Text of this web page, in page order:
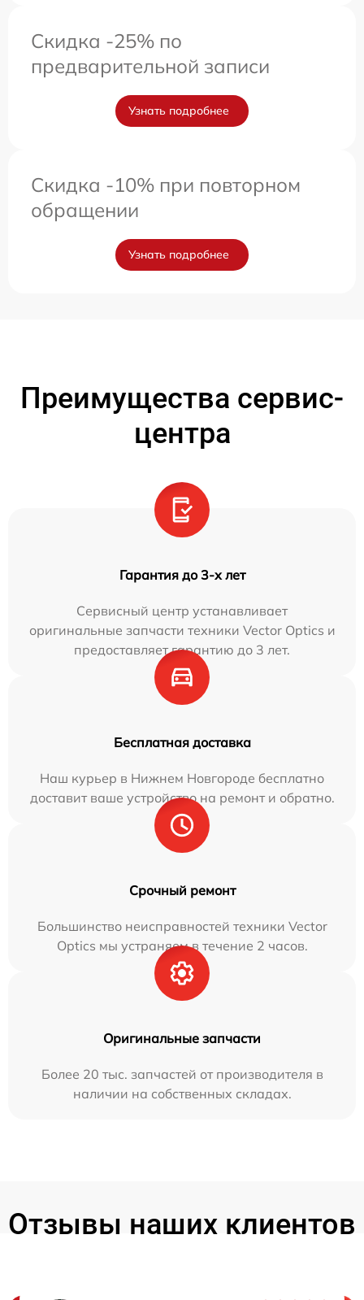
Скидка -25% по
предварительной записи
Узнать подробнее
Скидка -10% при повторном
обращении
Узнать подробнее
Преимущества сервис-
центра
Гарантия до 3-х лет
Сервисный центр устанавливает
оригинальные запчасти техники Vector Optics и
предоставляет гарантию до 3 лет.
Бесплатная доставка
Наш курьер в Нижнем Новгороде бесплатно
доставит ваше устройство на ремонт и обратно.
Срочный ремонт
Большинство неисправностей техники Vector
Optics мы устраняем в течение 2 часов.
Оригинальные запчасти
Более 20 тыс. запчастей от производителя в
наличии на собственных складах.
Отзывы наших клиентов